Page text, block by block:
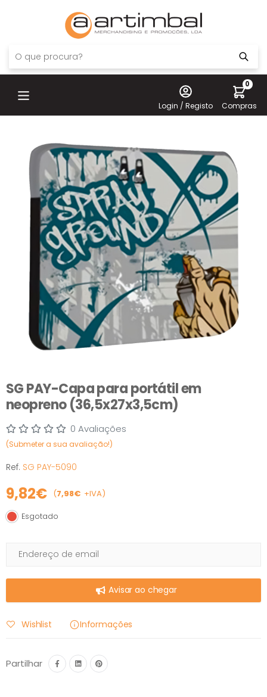
Login / Registo
0
Compras
SG PAY-Capa para portátil em
neopreno (36,5x27x3,5cm)
0 Avaliações
(Submeter a sua avaliação!)
Ref. SG PAY-5090
9,82€ (7,98€ +IVA)
Esgotado
Esgotado
Avisar ao chegar
Wishlist Informações
Partilhar